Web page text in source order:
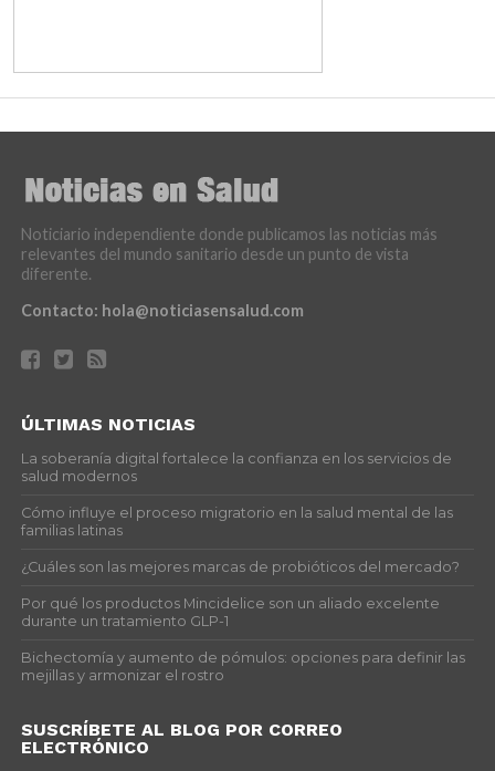
Noticiario independiente donde publicamos las noticias más
relevantes del mundo sanitario desde un punto de vista
diferente.
Contacto: hola@noticiasensalud.com
ÚLTIMAS NOTICIAS
La soberanía digital fortalece la confianza en los servicios de
salud modernos
Cómo influye el proceso migratorio en la salud mental de las
familias latinas
¿Cuáles son las mejores marcas de probióticos del mercado?
Por qué los productos Mincidelice son un aliado excelente
durante un tratamiento GLP-1
Bichectomía y aumento de pómulos: opciones para definir las
mejillas y armonizar el rostro
SUSCRÍBETE AL BLOG POR CORREO
ELECTRÓNICO